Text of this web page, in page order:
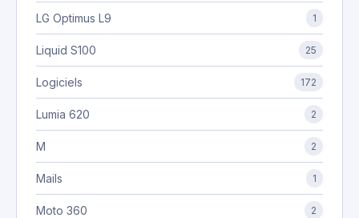
LG Optimus L9 1
Liquid S100 25
Logiciels 172
Lumia 620 2
M 2
Mails 1
Moto 360 2